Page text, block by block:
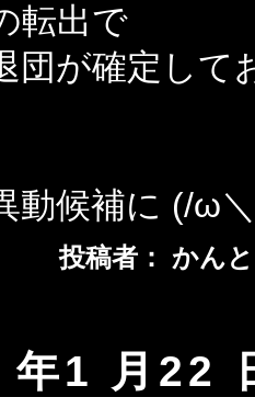
転出で
団が確定して
動候補に (/ω
投稿者： かん
年1 月22